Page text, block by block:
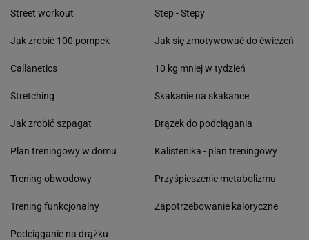
Street workout
Jak zrobić 100 pompek
Callanetics
Stretching
Jak zrobić szpagat
Plan treningowy w domu
Trening obwodowy
Trening funkcjonalny
Podciąganie na drążku
Step - Stepy
Jak się zmotywować do ćwiczeń
10 kg mniej w tydzień
Skakanie na skakance
Drążek do podciągania
Kalistenika - plan treningowy
Przyśpieszenie metabolizmu
Zapotrzebowanie kaloryczne